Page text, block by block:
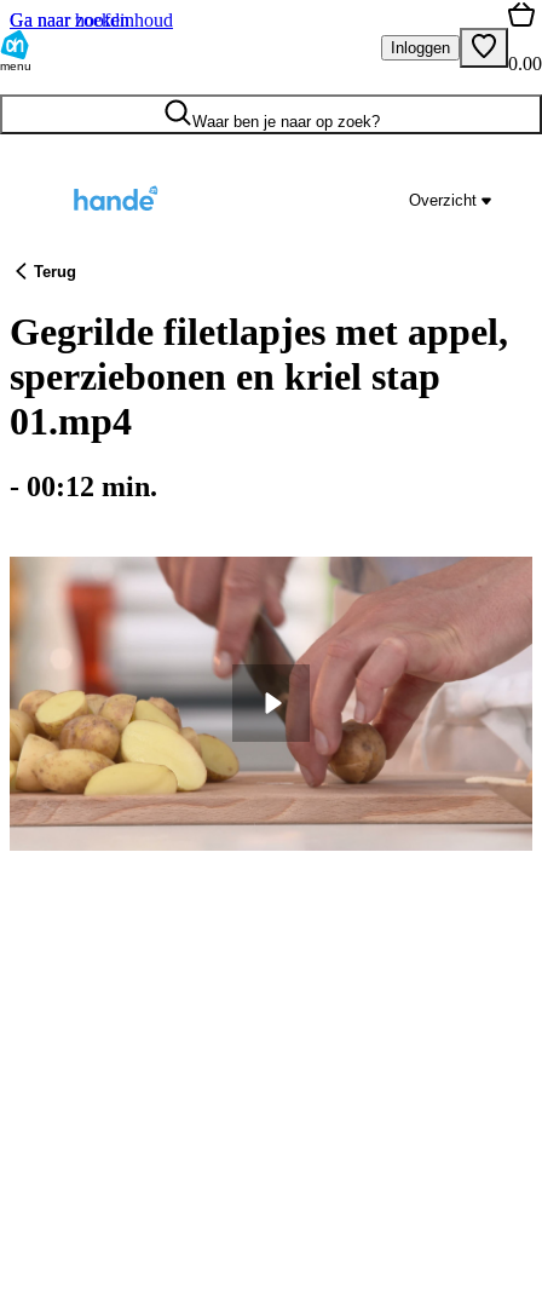
Ga naar hoofdinhoud
Ga naar zoeken
menu
Inloggen
0.00
Waar ben je naar op zoek?
Overzicht
Terug
Gegrilde filetlapjes met appel,
sperziebonen en kriel stap
01.mp4
- 00:12 min.